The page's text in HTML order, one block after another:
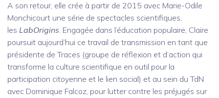
A son retour, elle crée à partir de 2015 avec Marie-Odile
Monchicourt une série de spectacles scientifiques,
les LabOrigins. Engagée dans l’éducation populaire, Claire
poursuit aujourd’hui ce travail de transmission en tant que
présidente de Traces (groupe de réflexion et d’action qui
transforme la culture scientifique en outil pour la
participation citoyenne et le lien social) et au sein du TdN
avec Dominique Falcoz, pour lutter contre les préjugés sur